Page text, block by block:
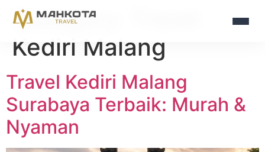
Category:
Kediri Malang
Travel Kediri Malang
Surabaya Terbaik: Murah &
Nyaman